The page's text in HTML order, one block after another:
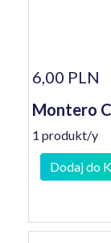
6,00 PLN
Montero
1 produkt/y
Dodaj do